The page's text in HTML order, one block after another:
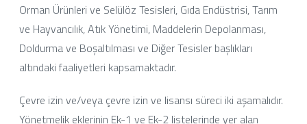
Orman Ürünleri ve Selülöz Tesisleri, Gıda Endüstrisi, Tarım
ve Hayvancılık, Atık Yönetimi, Maddelerin Depolanması,
Doldurma ve Boşaltılması ve Diğer Tesisler başlıkları
altındaki faaliyetleri kapsamaktadır.
Çevre izin ve/veya çevre izin ve lisansı süreci iki aşamalıdır.
Yönetmelik eklerinin Ek-1 ve Ek-2 listelerinde yer alan